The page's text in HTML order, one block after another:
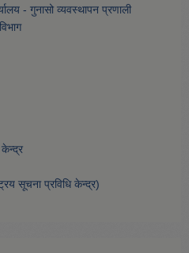
- गुनासो व्यवस्थापन प्रणाली
सूचना प्रविधि केन्द्र)